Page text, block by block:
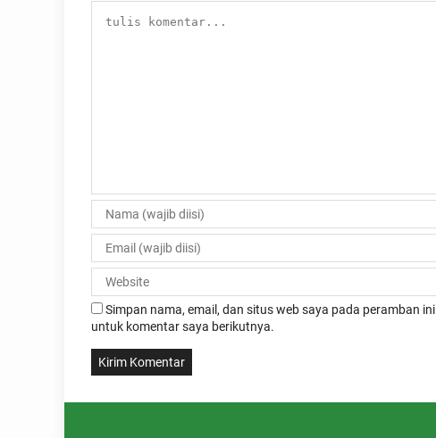
Simpan nama, email, dan situs web saya pada peramban ini
untuk komentar saya berikutnya.